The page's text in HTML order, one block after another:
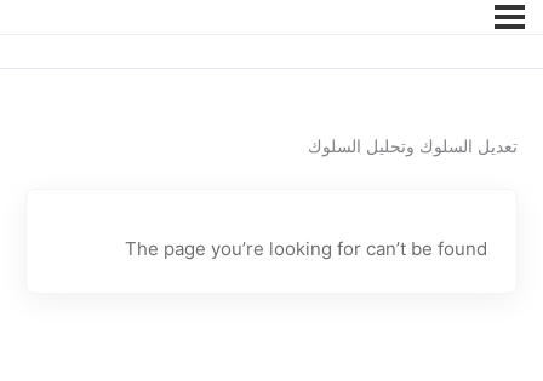
تعديل السلوك وتحليل السلوك
The page you’re looking for can’t be found